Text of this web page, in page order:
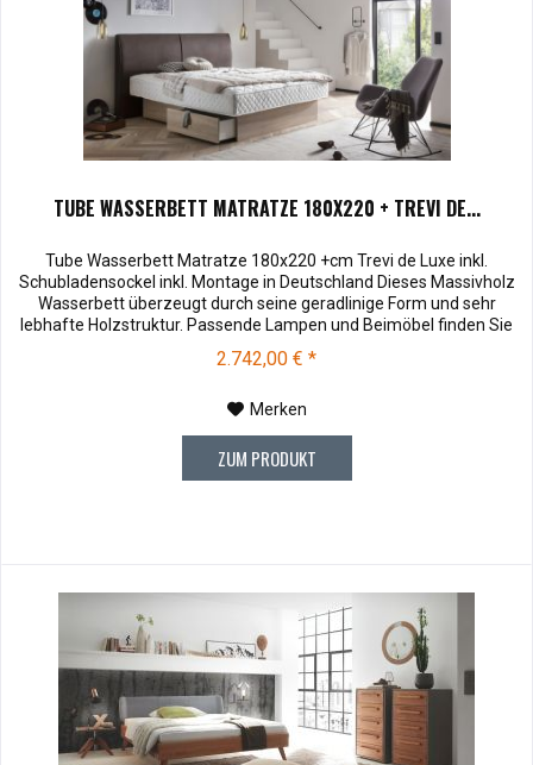
TUBE WASSERBETT MATRATZE 180X220 + TREVI DE...
Tube Wasserbett Matratze 180x220 +cm Trevi de Luxe inkl.
Schubladensockel inkl. Montage in Deutschland Dieses Massivholz
Wasserbett überzeugt durch seine geradlinige Form und sehr
lebhafte Holzstruktur. Passende Lampen und Beimöbel finden Sie
unter Zubehör . Rahmenhöhe/Einlegetiefe: 23 Rahmenstärke: 8
Kopfteilhöhe: 110 Muster können vor dem Kauf für € 10,00 zu
2.742,00 € *
Merken
ZUM PRODUKT